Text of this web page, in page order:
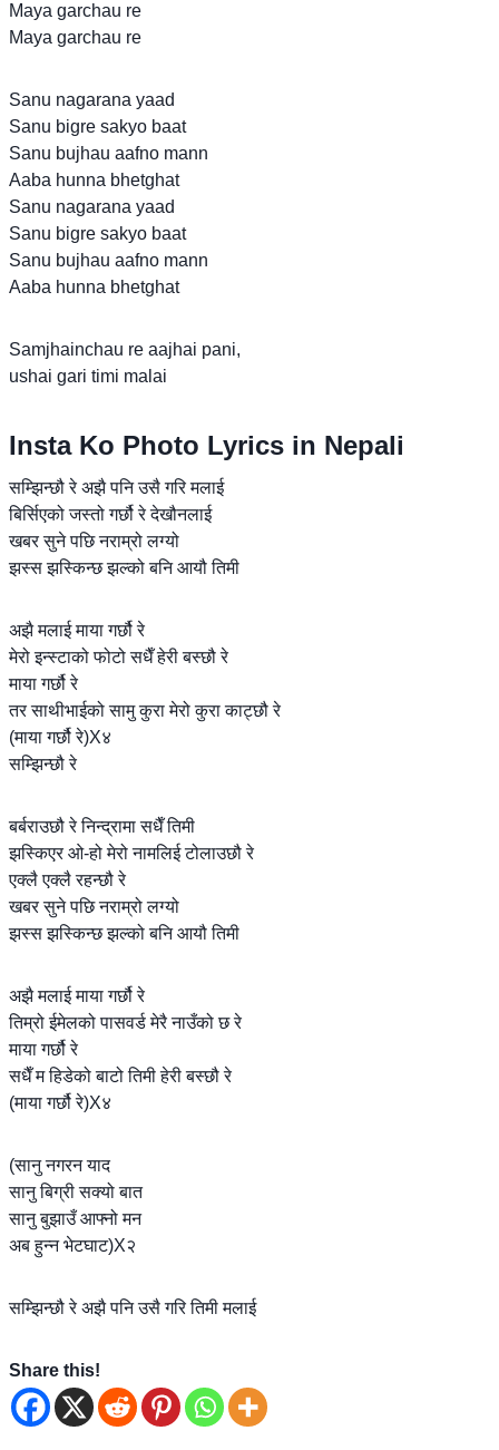
Maya garchau re
Maya garchau re
Sanu nagarana yaad
Sanu bigre sakyo baat
Sanu bujhau aafno mann
Aaba hunna bhetghat
Sanu nagarana yaad
Sanu bigre sakyo baat
Sanu bujhau aafno mann
Aaba hunna bhetghat
Samjhainchau re aajhai pani,
ushai gari timi malai
Insta Ko Photo Lyrics in Nepali
सम्झिन्छौ रे अझै पनि उसै गरि मलाई
बिर्सिएको जस्तो गर्छौ रे देखौनलाई
खबर सुने पछि नराम्रो लग्यो
झस्स झस्किन्छ झल्को बनि आयौ तिमी
अझै मलाई माया गर्छौ रे
मेरो इन्स्टाको फोटो सधैँ हेरी बस्छौ रे
माया गर्छौ रे
तर साथीभाईको सामु कुरा मेरो कुरा काट्छौ रे
(माया गर्छौ रे)X४
सम्झिन्छौ रे
बर्बराउछौ रे निन्द्रामा सधैँ तिमी
झस्किएर ओ-हो मेरो नामलिई टोलाउछौ रे
एक्लै एक्लै रहन्छौ रे
खबर सुने पछि नराम्रो लग्यो
झस्स झस्किन्छ झल्को बनि आयौ तिमी
अझै मलाई माया गर्छौ रे
तिम्रो ईमेलको पासवर्ड मेरै नाउँको छ रे
माया गर्छौ रे
सधैँ म हिडेको बाटो तिमी हेरी बस्छौ रे
(माया गर्छौ रे)X४
(सानु नगरन याद
सानु बिग्री सक्यो बात
सानु बुझाउँ आफ्नो मन
अब हुन्न भेटघाट)X२
सम्झिन्छौ रे अझै पनि उसै गरि तिमी मलाई
Share this!